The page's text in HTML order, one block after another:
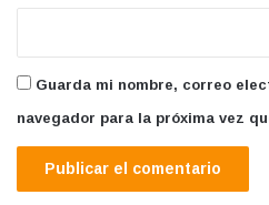
Guarda mi nombre, correo
navegador para la próxima vez